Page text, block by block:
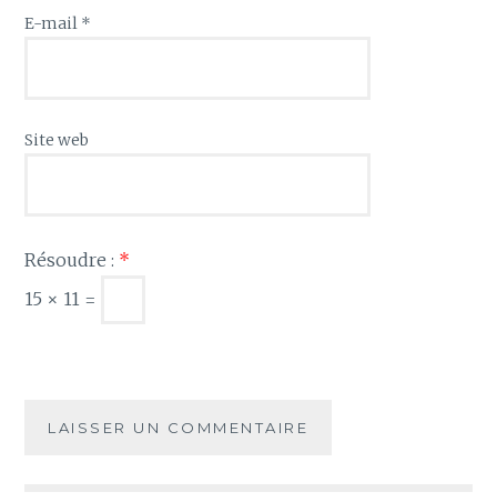
E-mail *
Site web
Résoudre : *
15 × 11 =